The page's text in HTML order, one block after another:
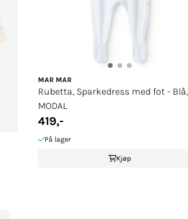
MAR MAR
Rubetta, Sparkedress med fot - Blå,
MODAL
419,-
På lager
Kjøp